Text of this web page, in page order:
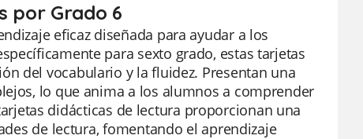
por Grado 6
eficaz diseñada para ayudar a los
para sexto grado, estas tarjetas
del vocabulario y la fluidez. Presentan una
lo que anima a los alumnos a comprender
didácticas de lectura proporcionan una
de lectura, fomentando el aprendizaje